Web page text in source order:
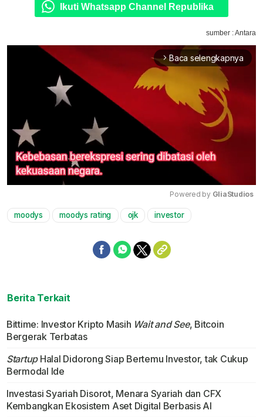
Ikuti Whatsapp Channel Republika
sumber : Antara
arrow_forward_ios Baca selengkapnya
Powered by GliaStudios
moodys moodys rating ojk investor
Berita Terkait
Bittime: Investor Kripto Masih Wait and See, Bitcoin
Bergerak Terbatas
StartupHalal Didorong Siap Bertemu Investor, tak Cukup
Bermodal Ide
Investasi Syariah Disorot, Menara Syariah dan CFX
Kembangkan Ekosistem Aset Digital Berbasis AI